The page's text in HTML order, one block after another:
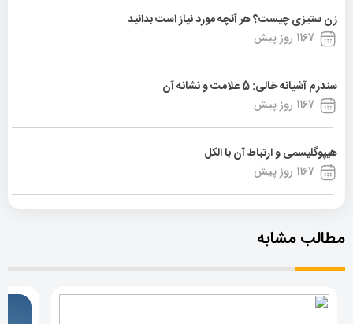
زن ستیزی چیست؟ هر آنچه مورد نیاز است بدانید
1167 روز پیش
سندرم آشیانه خالی: 5 علامت و نشانه آن
1167 روز پیش
هیپوگلیسمی و ارتباط آن با الکل
1167 روز پیش
مطالب مشابه